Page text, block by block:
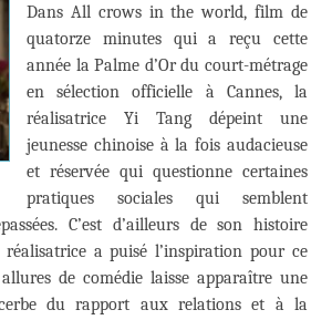
Dans All crows in the world, film de
quatorze minutes qui a reçu cette
année la Palme d’Or du court-métrage
en sélection officielle à Cannes, la
réalisatrice Yi Tang dépeint une
jeunesse chinoise à la fois audacieuse
et réservée qui questionne certaines
pratiques sociales qui semblent
C’est d’ailleurs de son histoire
a puisé l’inspiration pour ce
de comédie laisse apparaître une
du rapport aux relations et à la